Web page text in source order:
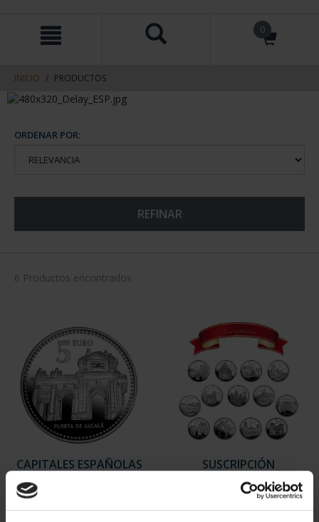
contenido
navegacin
0
INICIO PRODUCTOS
ORDENAR POR:
REFINAR
6 Productos encontrados
CAPITALES ESPAÑOLAS
SUSCRIPCIÓN
CAPITALES DE
PROVINCIA 1
949,00 €